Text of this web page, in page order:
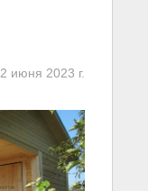
2 июня 2023 г.